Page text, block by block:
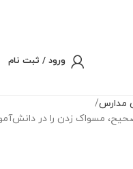
ورود / ثبت نام
مدارس
مسواک زدن را در